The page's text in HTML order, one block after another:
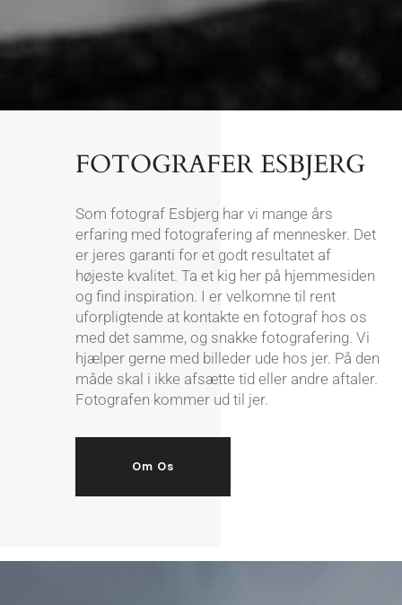
FOTOGRAFER ESBJERG
Som fotograf Esbjerg har vi mange års
erfaring med fotografering af mennesker. Det
er jeres garanti for et godt resultatet af
højeste kvalitet. Ta et kig her på hjemmesiden
og find inspiration. I er velkomne til rent
uforpligtende at kontakte en fotograf hos os
med det samme, og snakke fotografering. Vi
hjælper gerne med billeder ude hos jer. På den
måde skal i ikke afsætte tid eller andre aftaler.
Fotografen kommer ud til jer.
Om Os